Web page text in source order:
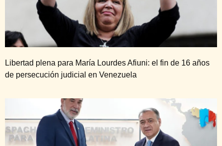
Libertad plena para María Lourdes Afiuni: el fin de 16 años
de persecución judicial en Venezuela